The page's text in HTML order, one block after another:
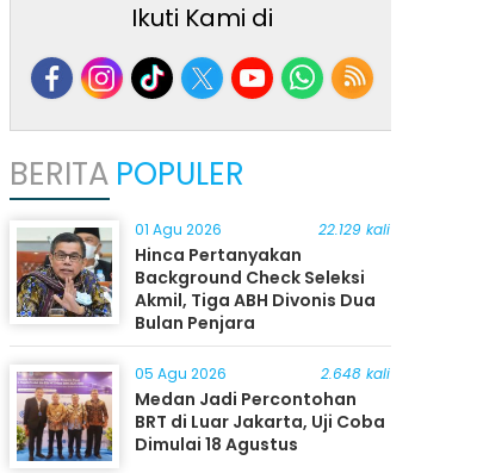
Ikuti Kami di
BERITA POPULER
01 Agu 2026 22.129 kali
Hinca Pertanyakan
Background Check Seleksi
Akmil, Tiga ABH Divonis Dua
Bulan Penjara
05 Agu 2026 2.648 kali
Medan Jadi Percontohan
BRT di Luar Jakarta, Uji Coba
Dimulai 18 Agustus